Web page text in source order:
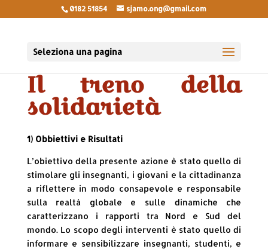
0182 51854 sjamo.ong@gmail.com
Seleziona una pagina
Il treno della
solidarietà
1) Obbiettivi e Risultati
L’obiettivo della presente azione è stato quello di
stimolare gli insegnanti, i giovani e la cittadinanza
a riflettere in modo consapevole e responsabile
sulla realtà globale e sulle dinamiche che
caratterizzano i rapporti tra Nord e Sud del
mondo. Lo scopo degli interventi è stato quello di
informare e sensibilizzare insegnanti, studenti, e